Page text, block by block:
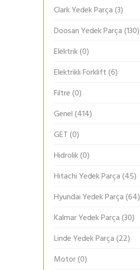
Clark Yedek Parça(3)
Doosan Yedek Parça(130)
Elektrik(0)
Elektrikli Forklift(6)
Filtre(0)
Genel(414)
GET(0)
Hidrolik(0)
Hitachi Yedek Parça(45)
Hyundai Yedek Parça(64)
Kalmar Yedek Parça(30)
Linde Yedek Parça(22)
Motor(0)